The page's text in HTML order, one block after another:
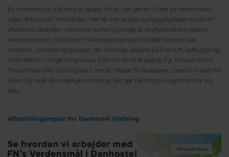
En overnatning i Fjaltring er oplagt for jer, der gerne vil tæt på Vesterhavet
uden at bo midt i travlheden. Her får I en enkel og hyggelig base med kort
afstand til stranden, cykelruter, kultur og nogle af Vestjyllands smukkeste
naturoplevelser. Danhostel Fjaltring passer godt til både familier, par,
vandrere, cyklister og grupper, der vil bruge dagene på frisk luft, udflugter og
stille aftener i rolige omgivelser. Efter en tur til Bovbjerg Fyr, Nissum Fjord,
Thorsminde eller Lemvig kan I vende tilbage til landsbyen, mærke vinden fra
havet og nyde den særlige stemning, der gør Fjaltring til noget helt for sig
selv.
Afbestillingsregler for Danhostel Fjaltring